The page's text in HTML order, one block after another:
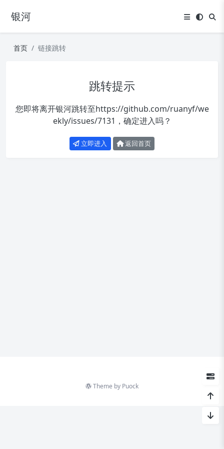
银河
首页 链接跳转
跳转提示
您即将离开银河跳转至https://github.com/ruanyf/we
ekly/issues/7131 ，确定进入吗？
立即进入 返回首页
Theme by Puock